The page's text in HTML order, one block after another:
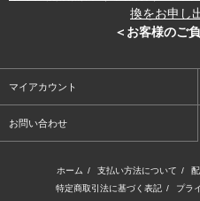
換をお申し
＜お客様のご
マイアカウント
お問い合わせ
ホーム / 支払い方法について /
特定商取引法に基づく表記 / プラ